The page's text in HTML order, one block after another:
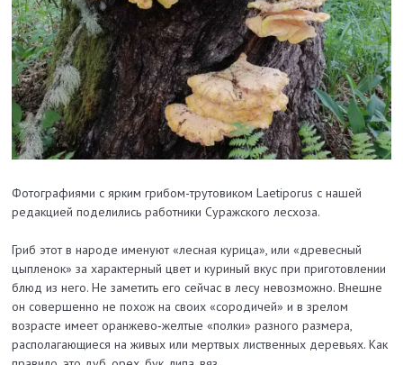
Фотографиями с ярким грибом-трутовиком Laetiporus с нашей
редакцией поделились работники Суражского лесхоза.
Гриб этот в народе именуют «лесная курица», или «древесный
цыпленок» за характерный цвет и куриный вкус при приготовлении
блюд из него. Не заметить его сейчас в лесу невозможно. Внешне
он совершенно не похож на своих «сородичей» и в зрелом
возрасте имеет оранжево‑желтые «полки» разного размера,
располагающиеся на живых или мертвых лиственных деревьях. Как